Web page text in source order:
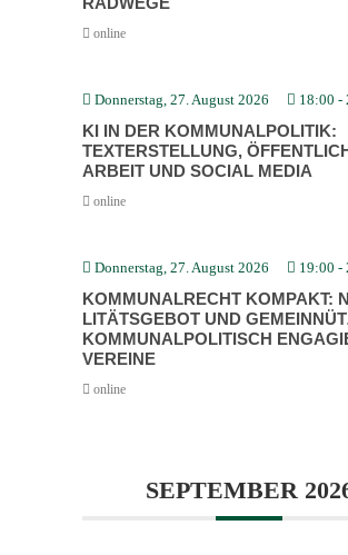
online
Donnerstag, 27. August 2026 18:00 -
KI IN DER KOMMU­NAL­PO­LITIK:
TEXTERSTELLUNG,
ARBEIT UND SOCIAL MEDIA
online
Donnerstag, 27. August 2026 19:00 -
KOMMU­NAL­RECHT KOMPAKT:
LI­TÄTS­GEBOT UND
KOMMU­NAL­PO­LI­TISCH
VEREINE
online
SEPTEMBER